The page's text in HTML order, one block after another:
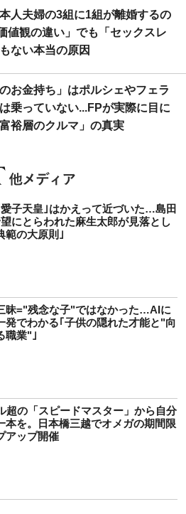
人夫婦の3組に1組が離婚するの
値観の違い」でも「セックスレ
ない本当の原因
のお金持ち」はポルシェやフェラ
乗っていない...FPが実際に目に
裕層のクルマ」の真実
子天皇｣はかえって近づいた…島田
にとらわれた麻生太郎が見落とし
範の大原則｣
昧="残念な子"ではなかった…AIに
発でわかる｢子供の隠れた才能と"向
職業"｣
超の「スピードマスター」から自分
本を。日本橋三越でオメガの期間限
アップ開催